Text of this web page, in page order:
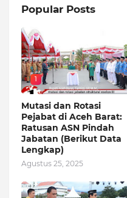
Popular Posts
1
Mutasi dan Rotasi
Pejabat di Aceh Barat:
Ratusan ASN Pindah
Jabatan (Berikut Data
Lengkap)
Agustus 25, 2025